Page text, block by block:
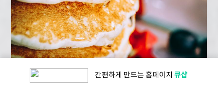
간편하게 만드는 홈페이지 큐샵